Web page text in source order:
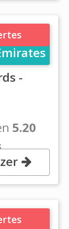
Arab
-
5.20
Street